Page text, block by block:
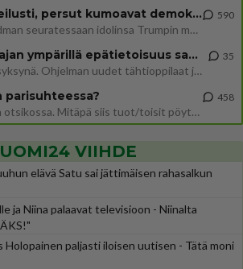
Jos SDP ei voita reilusti, persut kumoavat demokratian Suomesta
Näin tekisi ainakin Rydman seuratessaan idolinsa Trumpin mallia https://www.is.fi/politiikka/art-2000012187244.html
590
Uuden TTK-juontajan ympärillä epätietoisuus sakenee - Nyt MTV hämmentää soppaa
TTK tulee taas tänä syksynä. Ohjelman uudet tähtioppilaat julkistetaan torstaina 6. elokuuta klo 14 alkavassa lehdistö
35
Siinäpä se kysymys on otsikossa. Mitäpä siis tuot/toisit pöytään parisuhteessa? Oletko mies vai nainen? Koetko sen mitä
458
VIIHDE
elävä Satu sai jättimäisen rahasalkun
ja Niina palaavat televisioon - Niinalta
paljasti iloisen uutisen - Tätä moni